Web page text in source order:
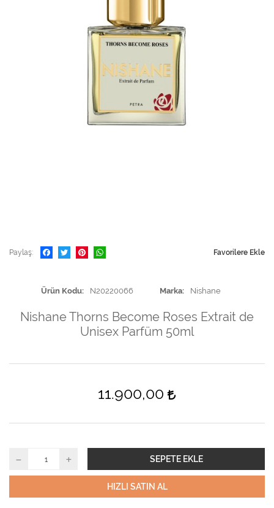
Paylaş Favorilere Ekle
Ürün Kodu N20220066 Marka Nishane
Nishane Thorns Become Roses Extrait de
Unisex Parfüm 50ml
11.900,00
SEPETE EKLE
HIZLI SATIN AL